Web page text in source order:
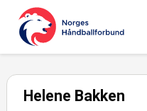
Helene Bakken